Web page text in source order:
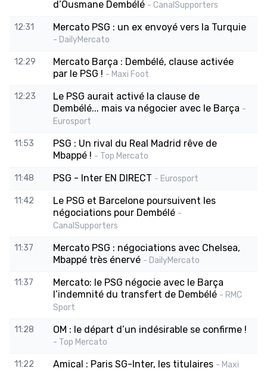
d’Ousmane Dembélé - CanalSupporters
12:31 Mercato PSG : un ex envoyé vers la Turquie
- DailyMercato
12:29
Mercato Barça : Dembélé, clause activée
par le PSG ! - Maxi Foot
12:23
Le PSG aurait activé la clause de
Dembélé... mais va négocier avec le Barça -
Eurosport
11:53
PSG : Un rival du Real Madrid rêve de
Mbappé ! - Top Mercato
11:48 PSG - Inter EN DIRECT - Eurosport
11:42
Le PSG et Barcelone poursuivent les
négociations pour Dembélé -
CanalSupporters
11:37
Mercato PSG : négociations avec Chelsea,
Mbappé très énervé - DailyMercato
11:37
Mercato: le PSG négocie avec le Barça
l’indemnité du transfert de Dembélé - RMC
Sport
11:28 OM : le départ d’un indésirable se confirme !
- Top Mercato
11:22 Amical : Paris SG-Inter, les titulaires - Maxi